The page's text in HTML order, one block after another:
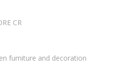
CR
furniture and decoration